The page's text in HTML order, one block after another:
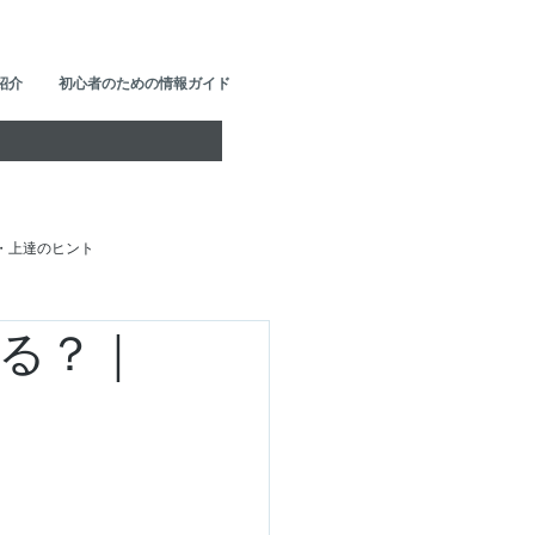
介 初心者のための情報ガイド
上達のヒント
？｜